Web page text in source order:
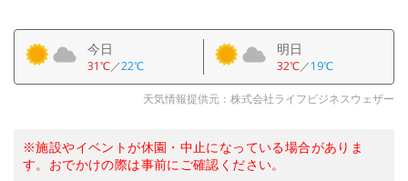
今日
31℃／22℃
明日
32℃／19℃
天気情報提供元：株式会社ライフビジネスウェザー
※施設やイベントが休園・中止になっている場合がありま
す。おでかけの際は事前にご確認ください。